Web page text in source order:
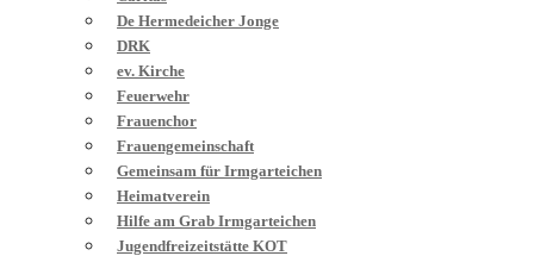
De Hermedeicher Jonge
DRK
ev. Kirche
Feuerwehr
Frauenchor
Frauengemeinschaft
Gemeinsam für Irmgarteichen
Heimatverein
Hilfe am Grab Irmgarteichen
Jugendfreizeitstätte KOT